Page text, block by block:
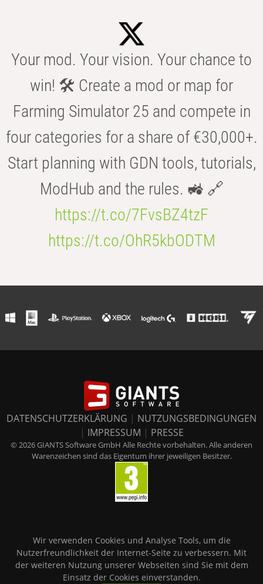
Your mod. Your vision. Your chance to
win! 🛠️ Create a mod or map for
Farming Simulator 25 and compete in
four categories for a share of €30,000+.
Start planning with GDN tools, tutorials,
ModHub and the rules. 🚜 🔗
https://t.co/7FvsBZ4tzF
https://t.co/OhR5kbODTM
DATENSCHUTZERKLÄRUNG | NUTZUNGSBEDINGUNGEN
| IMPRESSUM | PRESSE
© 2026 GIANTS Software GmbH Alle Rechte vorbehalten. Alle anderen
Warenzeichen sind das Eigentum ihrer jeweiligen Besitzer.
Wir verwenden Cookies und Analyse Tools, um die
Nutzerfreundlichkeit der Internet-Seite zu verbessern. Mit
der weiteren Nutzung unserer Webseiten sind Sie mit dem
Einsatz der Cookies einverstanden.